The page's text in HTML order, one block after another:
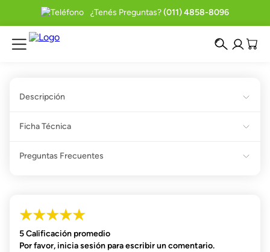
¿Tenés Preguntas?(011) 4858-8096
Descripción
Ficha Técnica
Preguntas Frecuentes
★★★★★
5 Calificación promedio
Por favor, inicia sesión para escribir un comentario.